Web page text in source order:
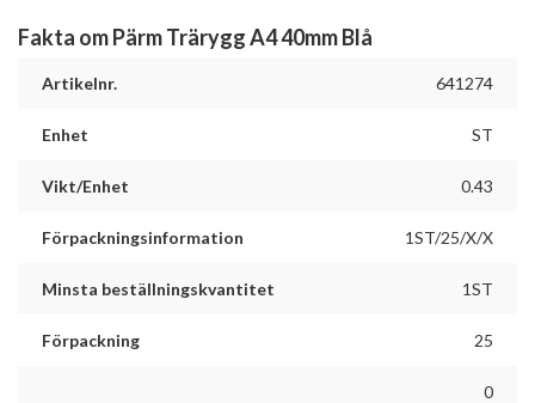
Fakta om Pärm Trärygg A4 40mm Blå
Artikelnr. 641274
Enhet ST
Vikt/Enhet 0.43
Förpackningsinformation 1ST/25/X/X
Minsta beställningskvantitet 1ST
Förpackning 25
0